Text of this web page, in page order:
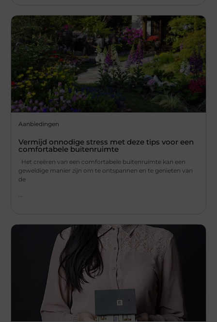
Aanbiedingen
Vermijd onnodige stress met deze tips voor een
comfortabele buitenruimte
Het creëren van een comfortabele buitenruimte kan een
geweldige manier zijn om te ontspannen en te genieten van
de
...